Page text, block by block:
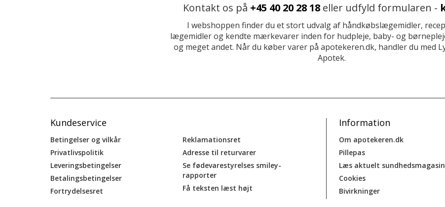
Kontakt os på +45 40 20 28 18 eller udfyld formularen -
I webshoppen finder du et stort udvalg af håndkøbslægemidler,
lægemidler og kendte mærkevarer inden for hudpleje, baby- og
og meget andet. Når du køber varer på apotekeren.dk, handler du med
Apotek.
Kundeservice
Betingelser og vilkår
Privatlivspolitik
Leveringsbetingelser
Betalingsbetingelser
Fortrydelsesret
Reklamationsret
Adresse til returvarer
Se fødevarestyrelses smiley-
rapporter
Få teksten læst højt
Information
Om apotekeren.dk
Pillepas
Læs aktuelt sundhedsmagasin
Cookies
Bivirkninger